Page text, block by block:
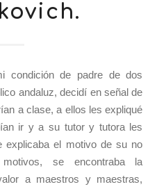
condición de padre de dos
andaluz, decidí en señal de
a clase, a ellos les expliqué
ir y a su tutor y tutora les
explicaba el motivo de su no
se encontraba la
a maestros y maestras,